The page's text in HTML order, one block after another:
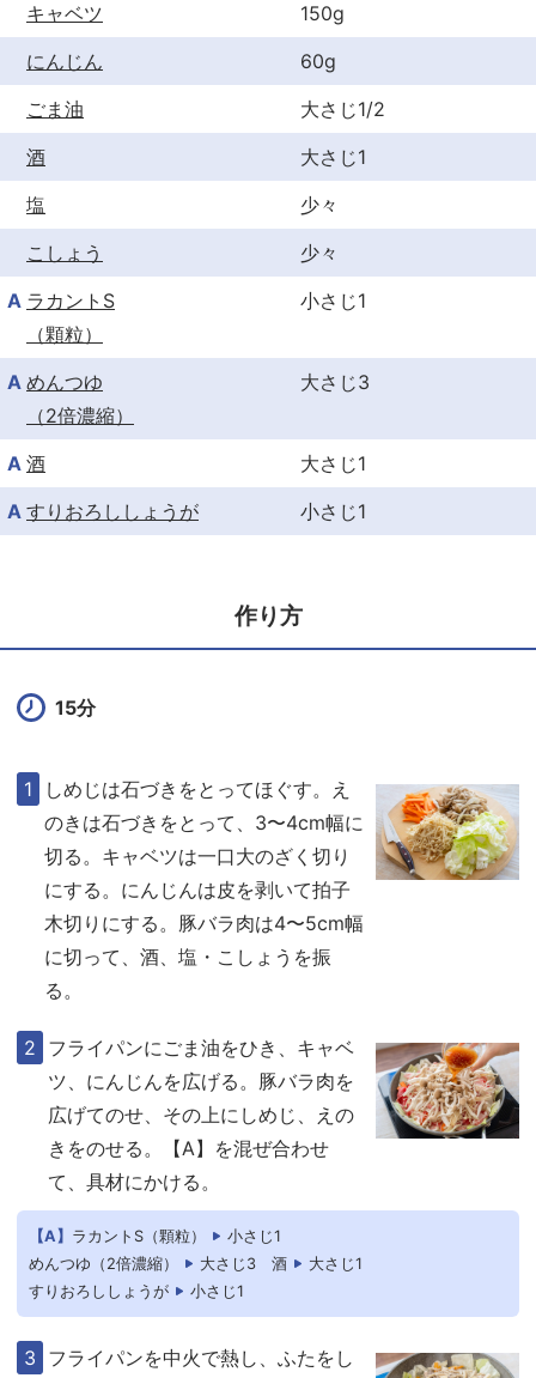
キャベツ
150g
にんじん
60g
ごま油
大さじ1/2
酒
大さじ1
塩
少々
こしょう
少々
A ラカントS
（顆粒）
小さじ1
A めんつゆ
（2倍濃縮）
大さじ3
A 酒
大さじ1
A すりおろししょうが 小さじ1
作り方
15分
しめじは石づきをとってほぐす。え
のきは石づきをとって、3〜4cm幅に
切る。キャベツは一口大のざく切り
にする。にんじんは皮を剥いて拍子
木切りにする。豚バラ肉は4〜5cm幅
に切って、酒、塩・こしょうを振
る。
フライパンにごま油をひき、キャベ
ツ、にんじんを広げる。豚バラ肉を
広げてのせ、その上にしめじ、えの
きをのせる。【A】を混ぜ合わせ
て、具材にかける。
【A】 ラカントS（顆粒）
小さじ1
めんつゆ（2倍濃縮）
大さじ3 酒
大さじ1
すりおろししょうが
小さじ1
フライパンを中火で熱し、ふたをし